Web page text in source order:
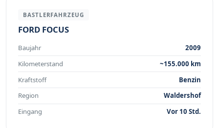
BASTLERFAHRZEUG
FORD FOCUS
Baujahr
2009
Kilometerstand
~155.000 km
Kraftstoff
Benzin
Region
Waldershof
Eingang
Vor 10 Std.